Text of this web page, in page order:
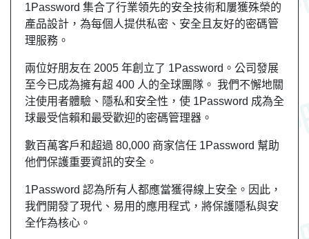
1Password 集合了行業領先的安全技術和屢獲殊榮的
產品設計，為每個人提供私密、安全且友好的密碼管
理服務。
兩位好朋友在 2005 年創立了 1Password。公司發展
至今已成為擁有超 400 人的全球團隊。 我們不懈地關
注使用者體驗、隱私和安全性，使 1Password 成為全
球最受信賴和最受歡迎的密碼管理器。
數百萬客戶和超過 80,000 商家信任 1Password 幫助
他們保護重要資訊的安全。
1Password 認為所有人都應當獲得線上安全。因此，
我們開發了現代、易用的應用程式，將保護隱私與安
全作為核心。